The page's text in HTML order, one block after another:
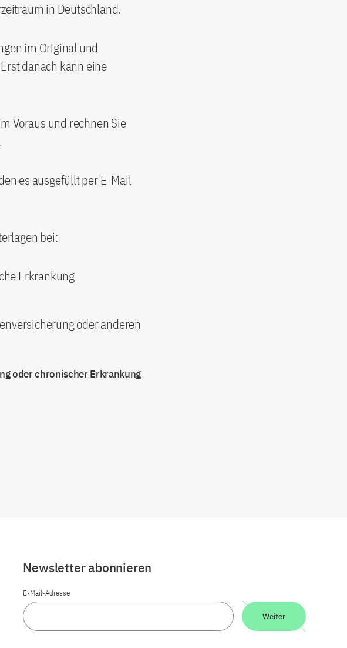
in Deutschland.
im Original und
danach kann eine
Voraus und rechnen Sie
es ausgefüllt per E-Mail
bei:
Erkrankung
oder anderen
oder chronischer Erkrankung
Newsletter abonnieren
E-Mail-Adresse
Weiter